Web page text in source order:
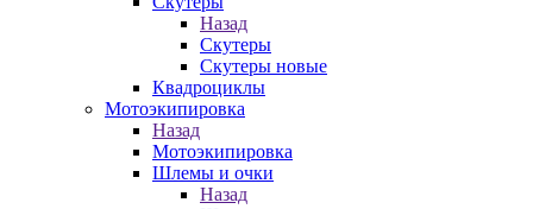
Назад
Скутеры
Скутеры новые
Квадроциклы
Мотоэкипировка
Назад
Мотоэкипировка
Шлемы и очки
Назад